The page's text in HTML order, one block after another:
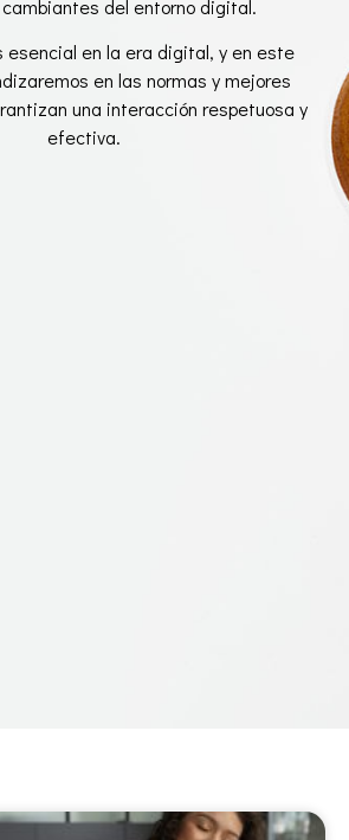
del entorno digital.
esencial en la era digital, y en este
en las normas y mejores
una interacción respetuosa y
efectiva.